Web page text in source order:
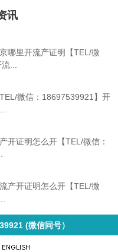
讯
哪里开流产证明【TEL/微
...
微信：18697539921】开
开证明怎么开【TEL/微信：
产开证明怎么开【TEL/微
(微信同号）